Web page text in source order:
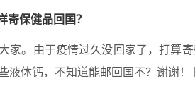
寄保健品回国？
家。由于疫情过久没回家了，打算
液体钙，不知道能邮回国不？谢谢